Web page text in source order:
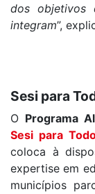
dos objetivos
integram”,
Sesi para
O Programa
Sesi para
coloca à
expertise em
municípios